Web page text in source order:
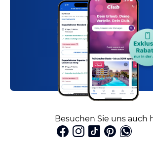
Besuchen Sie uns auch